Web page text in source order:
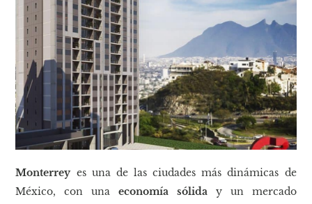
Monterreyes una de las ciudades más dinámicas de
México, con unaeconomía sóliday un mercado